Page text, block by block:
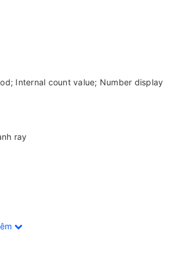
Internal count value; Number display
ray